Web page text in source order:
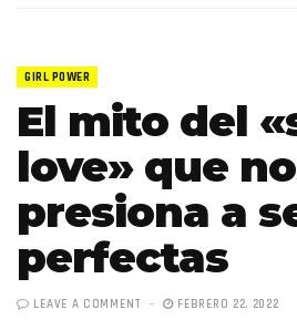
GIRL POWER
El mito del
love» que
presiona a
perfectas
LEAVE A COMMENT FEBRERO 22, 2022